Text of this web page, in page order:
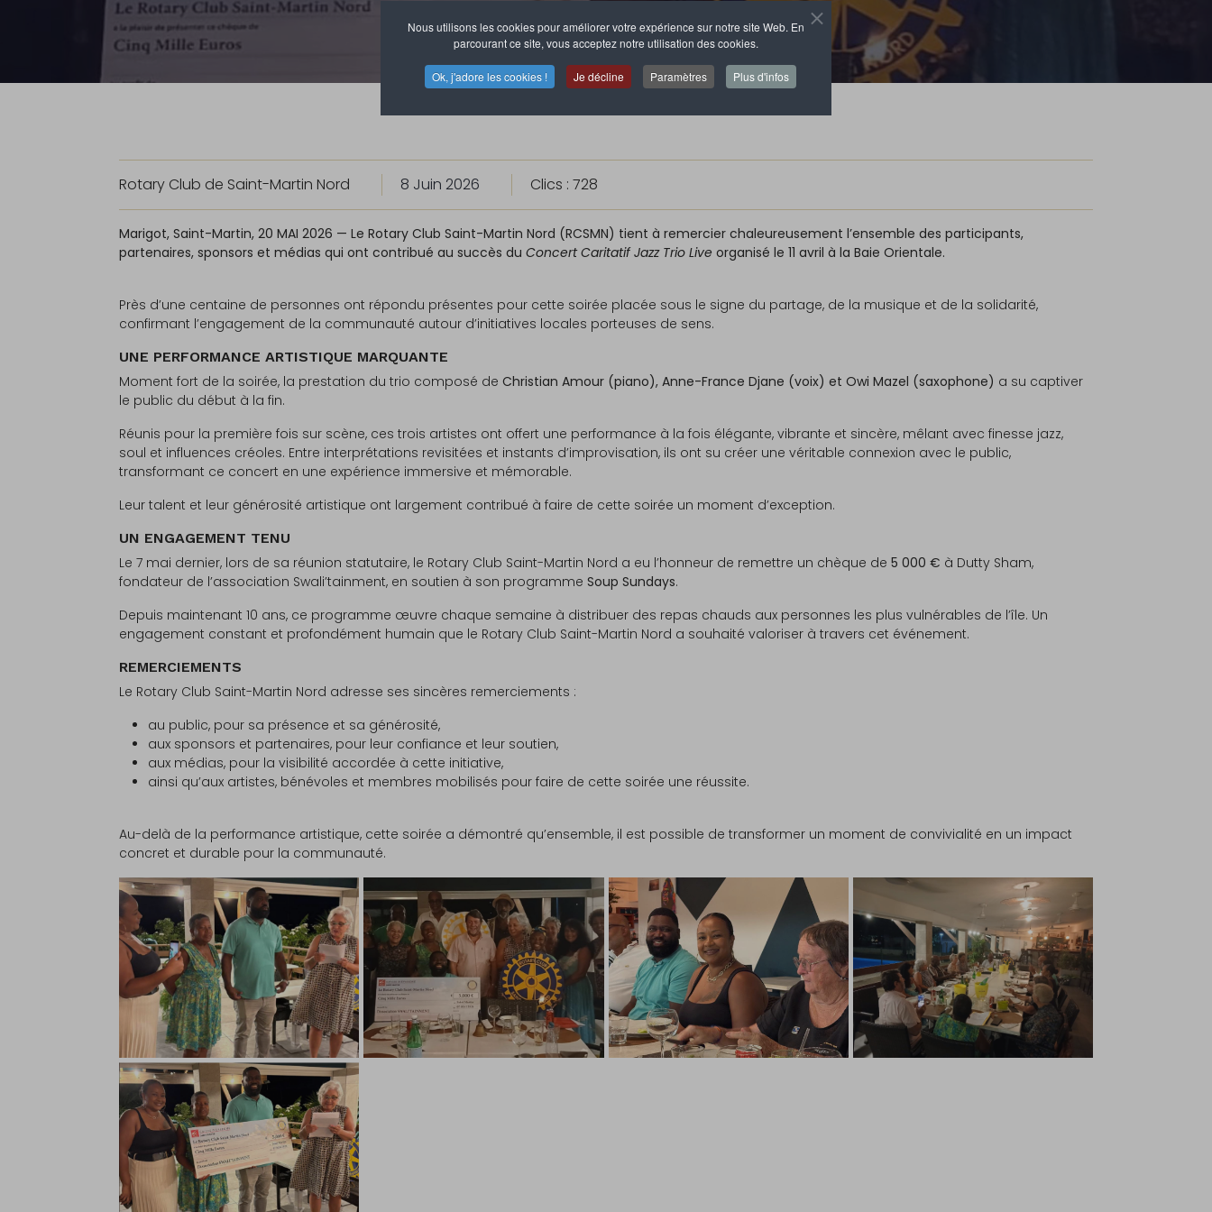
Nous utilisons les cookies pour améliorer votre expérience sur notre site Web. En
parcourant ce site, vous acceptez notre utilisation des cookies.
Ok, j'adore les cookies ! Je décline Paramètres Plus d'infos
Rotary Club de Saint-Martin Nord 8 Juin 2026 Clics : 728
Marigot, Saint-Martin, 20 MAI 2026 — Le Rotary Club Saint-Martin Nord (RCSMN) tient à remercier chaleureusement l’ensemble des participants,
partenaires, sponsors et médias qui ont contribué au succès du Concert Caritatif Jazz Trio Live organisé le 11 avril à la Baie Orientale.
Près d’une centaine de personnes ont répondu présentes pour cette soirée placée sous le signe du partage, de la musique et de la solidarité,
confirmant l’engagement de la communauté autour d’initiatives locales porteuses de sens.
UNE PERFORMANCE ARTISTIQUE MARQUANTE
Moment fort de la soirée, la prestation du trio composé de Christian Amour (piano), Anne-France Djane (voix) et Owi Mazel (saxophone) a su captiver
le public du début à la fin.
Réunis pour la première fois sur scène, ces trois artistes ont offert une performance à la fois élégante, vibrante et sincère, mêlant avec finesse jazz,
soul et influences créoles. Entre interprétations revisitées et instants d’improvisation, ils ont su créer une véritable connexion avec le public,
transformant ce concert en une expérience immersive et mémorable.
Leur talent et leur générosité artistique ont largement contribué à faire de cette soirée un moment d’exception.
UN ENGAGEMENT TENU
Le 7 mai dernier, lors de sa réunion statutaire, le Rotary Club Saint-Martin Nord a eu l’honneur de remettre un chèque de 5 000 € à Dutty Sham,
fondateur de l’association Swali’tainment, en soutien à son programme Soup Sundays.
Depuis maintenant 10 ans, ce programme œuvre chaque semaine à distribuer des repas chauds aux personnes les plus vulnérables de l’île. Un
engagement constant et profondément humain que le Rotary Club Saint-Martin Nord a souhaité valoriser à travers cet événement.
REMERCIEMENTS
Le Rotary Club Saint-Martin Nord adresse ses sincères remerciements :
au public, pour sa présence et sa générosité,
aux sponsors et partenaires, pour leur confiance et leur soutien,
aux médias, pour la visibilité accordée à cette initiative,
ainsi qu’aux artistes, bénévoles et membres mobilisés pour faire de cette soirée une réussite.
Au-delà de la performance artistique, cette soirée a démontré qu’ensemble, il est possible de transformer un moment de convivialité en un impact
concret et durable pour la communauté.